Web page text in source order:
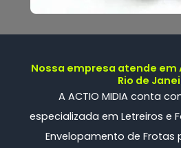
Nossa empresa atende em
Rio de
A ACTIO MIDIA conta
especializada em Letreiros e
Envelopamento de Frotas